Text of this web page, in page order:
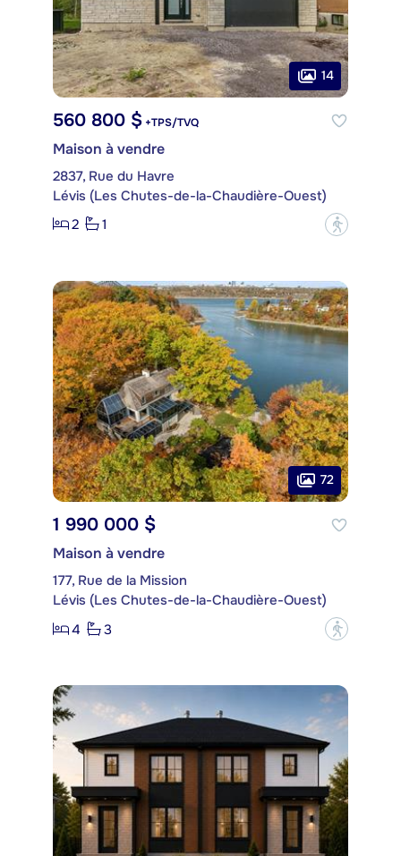
14
560 800 $ +TPS/TVQ
Maison à vendre
2837, Rue du Havre
Lévis (Les Chutes-de-la-Chaudière-Ouest)
2
1 ?
72
1 990 000 $
Maison à vendre
177, Rue de la Mission
Lévis (Les Chutes-de-la-Chaudière-Ouest)
4
3 ?